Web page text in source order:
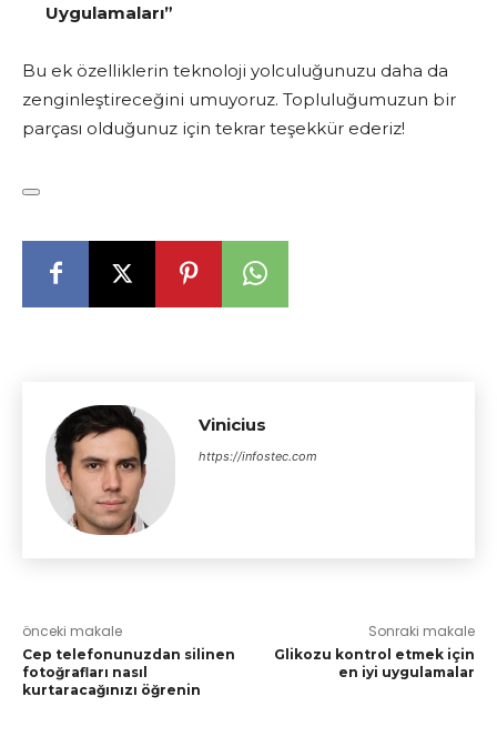
Uygulamaları”
Bu ek özelliklerin teknoloji yolculuğunuzu daha da
zenginleştireceğini umuyoruz. Topluluğumuzun bir
parçası olduğunuz için tekrar teşekkür ederiz!
Vinicius
https://infostec.com
önceki makale
Cep telefonunuzdan silinen
fotoğrafları nasıl
kurtaracağınızı öğrenin
Sonraki makale
Glikozu kontrol etmek için
en iyi uygulamalar